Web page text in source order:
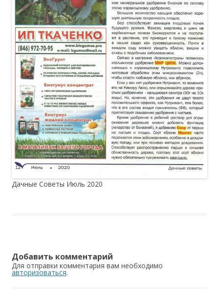
Дачные Советы Июль 2020
Добавить комментарий
Для отправки комментария вам необходимо
авторизоваться.